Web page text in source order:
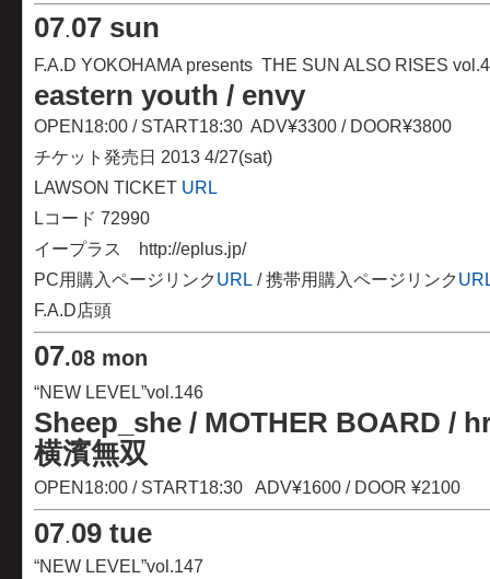
07.07 sun
F.A.D YOKOHAMA presents THE SUN ALSO RISES vol.4
eastern youth / envy
OPEN18:00 / START18:30 ADV¥3300 / DOOR¥3800
チケット発売日 2013 4/27(sat)
LAWSON TICKET URL
Lコード 72990
イープラス http://eplus.jp/
PC用購入ページリンク URL / 携帯用購入ページリンク
F.A.D店頭
07.08 mon
“NEW LEVEL”vol.146
Sheep_she / MOTHER BOARD /
横濱無双
OPEN18:00 / START18:30 ADV¥1600 / DOOR ¥2100
07.09 tue
“NEW LEVEL”vol.147